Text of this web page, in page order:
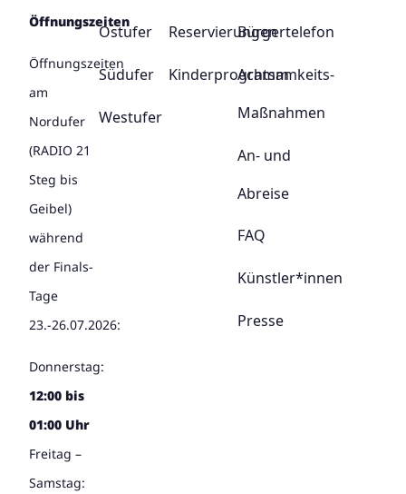
Öffnungszeiten
Öffnungszeiten
am
Nordufer
(RADIO 21
Steg bis
Geibel)
während
der Finals-
Tage
23.-26.07.2026:
Donnerstag:
12:00 bis
01:00 Uhr
Freitag –
Samstag:
Ostufer
Südufer
Westufer
Reservierungen
Kinderprogramm
Bürgertelefon
Achtsamkeits-
Maßnahmen
An- und
Abreise
FAQ
Künstler*innen
Presse